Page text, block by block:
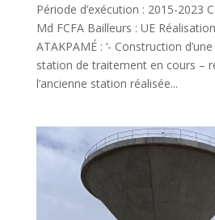
Période d’exécution : 2015-2023
Md FCFA Bailleurs : UE
ATAKPAMÉ : ‘- Construction
station de traitement en cours –
l’ancienne station réalisée...